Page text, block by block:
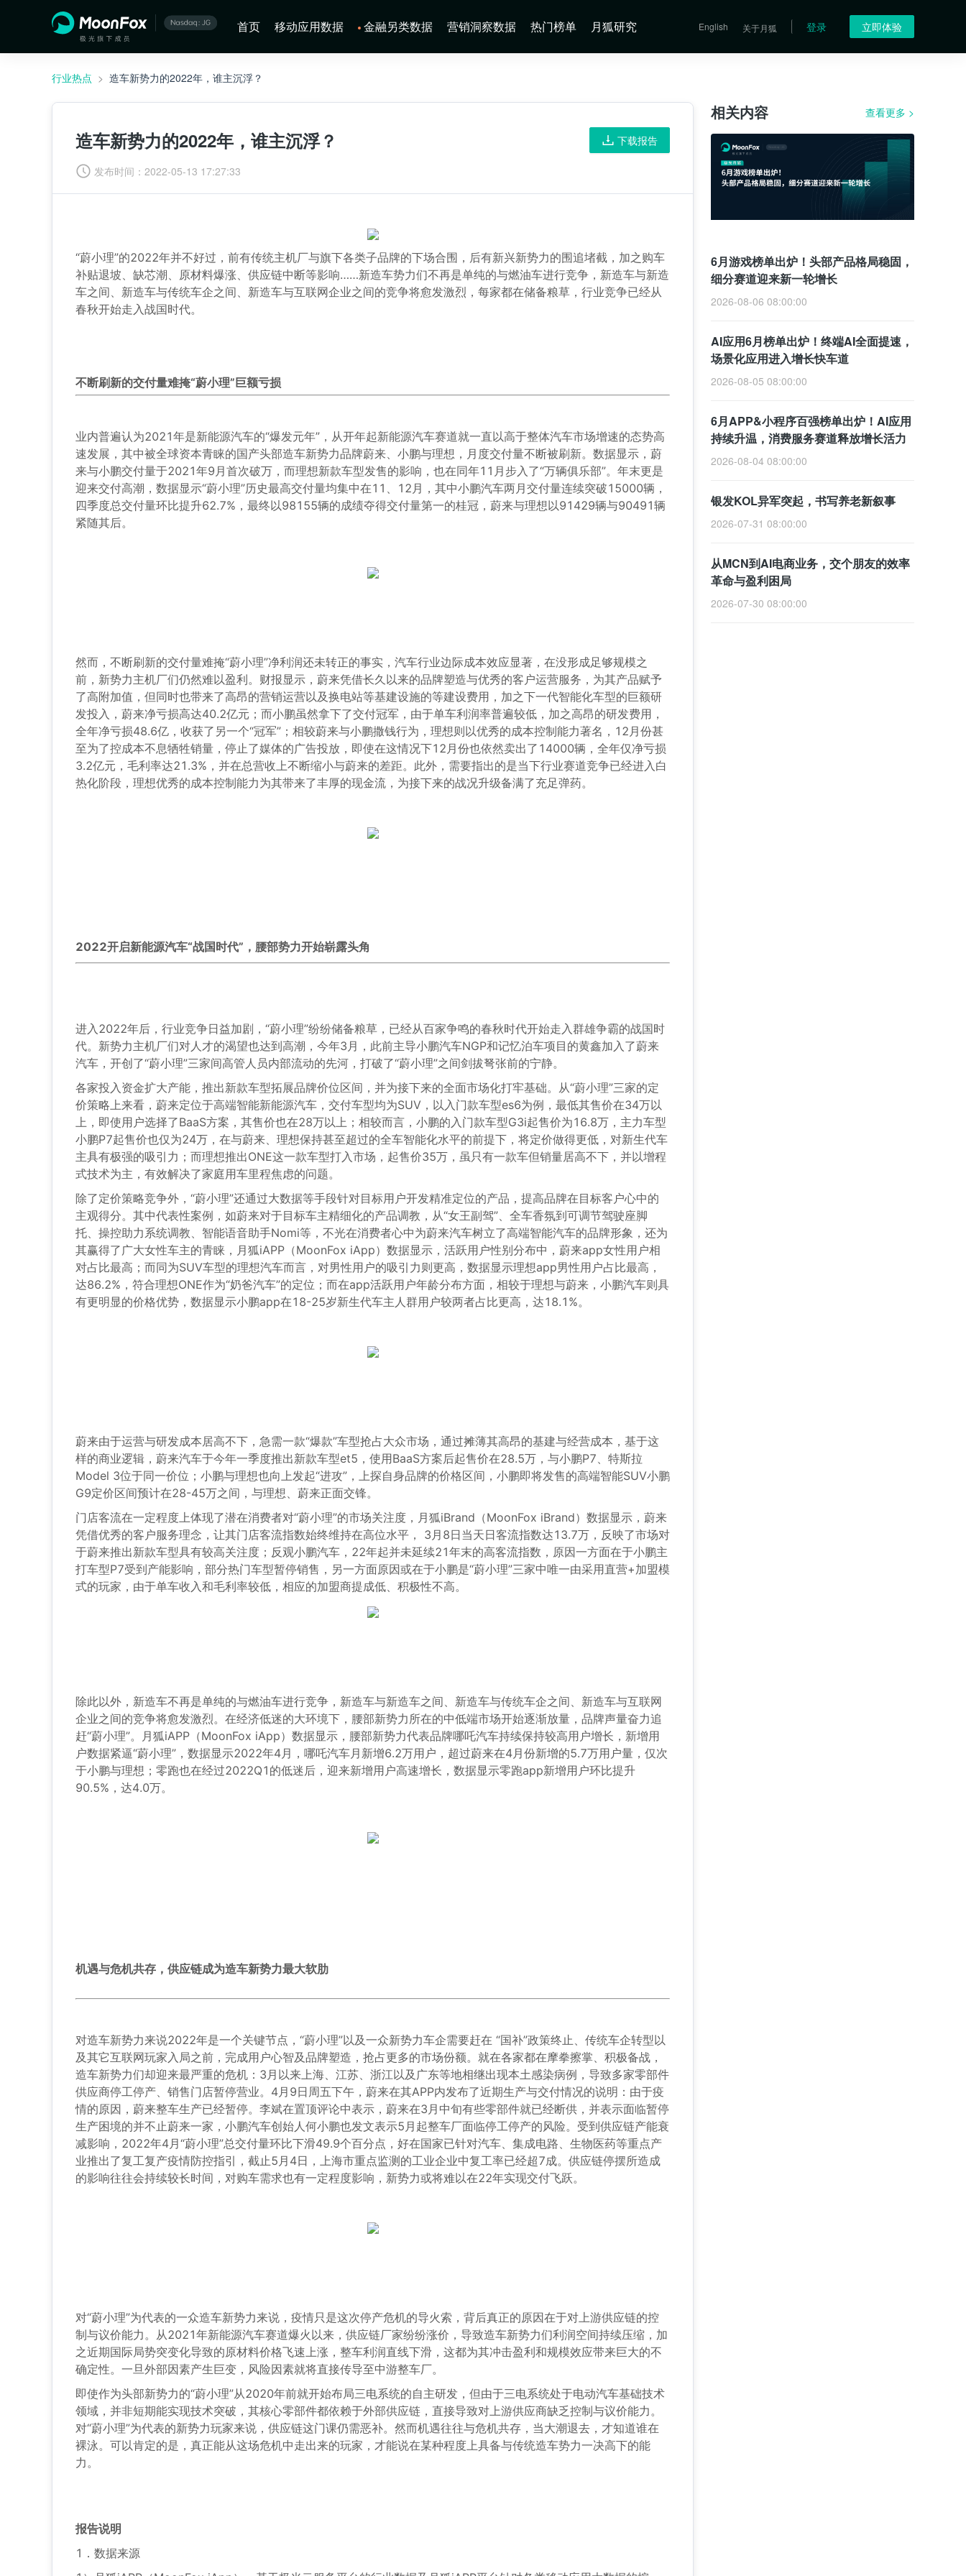
首页 移动应用数据 金融另类数据 营销洞察数据 热门榜单 月狐研究 English 关于月狐 登录 立即体验
行业热点 > 造车新势力的2022年，谁主沉浮？
造车新势力的2022年，谁主沉浮？ 下载报告
发布时间： 2022-05-13 17:27:33
“蔚小理”的2022年并不好过，前有传统主机厂与旗下各类子品牌的下场合围，后有新兴新势力的围追堵截，加之购车
补贴退坡、缺芯潮、原材料爆涨、供应链中断等影响……新造车势力们不再是单纯的与燃油车进行竞争，新造车与新造
车之间、新造车与传统车企之间、新造车与互联网企业之间的竞争将愈发激烈，每家都在储备粮草，行业竞争已经从
春秋开始走入战国时代。
不断刷新的交付量难掩“蔚小理”巨额亏损
业内普遍认为2021年是新能源汽车的“爆发元年”，从开年起新能源汽车赛道就一直以高于整体汽车市场增速的态势高
速发展，其中被全球资本青睐的国产头部造车新势力品牌蔚来、小鹏与理想，月度交付量不断被刷新。数据显示，蔚
来与小鹏交付量于2021年9月首次破万，而理想新款车型发售的影响，也在同年11月步入了“万辆俱乐部”。年末更是
迎来交付高潮，数据显示“蔚小理”历史最高交付量均集中在11、12月，其中小鹏汽车两月交付量连续突破15000辆，
四季度总交付量环比提升62.7%，最终以98155辆的成绩夺得交付量第一的桂冠，蔚来与理想以91429辆与90491辆
紧随其后。
然而，不断刷新的交付量难掩“蔚小理”净利润还未转正的事实，汽车行业边际成本效应显著，在没形成足够规模之
前，新势力主机厂们仍然难以盈利。财报显示，蔚来凭借长久以来的品牌塑造与优秀的客户运营服务，为其产品赋予
了高附加值，但同时也带来了高昂的营销运营以及换电站等基建设施的等建设费用，加之下一代智能化车型的巨额研
发投入，蔚来净亏损高达40.2亿元；而小鹏虽然拿下了交付冠军，由于单车利润率普遍较低，加之高昂的研发费用，
全年净亏损48.6亿，收获了另一个“冠军”；相较蔚来与小鹏撒钱行为，理想则以优秀的成本控制能力著名，12月份甚
至为了控成本不息牺牲销量，停止了媒体的广告投放，即使在这情况下12月份也依然卖出了14000辆，全年仅净亏损
3.2亿元，毛利率达21.3%，并在总营收上不断缩小与蔚来的差距。此外，需要指出的是当下行业赛道竞争已经进入白
热化阶段，理想优秀的成本控制能力为其带来了丰厚的现金流，为接下来的战况升级备满了充足弹药。
2022开启新能源汽车“战国时代”， 腰部势力开始崭露头角
进入2022年后，行业竞争日益加剧，“蔚小理”纷纷储备粮草，已经从百家争鸣的春秋时代开始走入群雄争霸的战国时
代。新势力主机厂们对人才的渴望也达到高潮，今年3月，此前主导小鹏汽车NGP和记忆泊车项目的黄鑫加入了蔚来
汽车，开创了“蔚小理”三家间高管人员内部流动的先河，打破了“蔚小理”之间剑拔弩张前的宁静。
各家投入资金扩大产能，推出新款车型拓展品牌价位区间，并为接下来的全面市场化打牢基础。从“蔚小理”三家的定
价策略上来看，蔚来定位于高端智能新能源汽车，交付车型均为SUV，以入门款车型es6为例，最低其售价在34万以
上，即使用户选择了BaaS方案，其售价也在28万以上；相较而言，小鹏的入门款车型G3i起售价为16.8万，主力车型
小鹏P7起售价也仅为24万，在与蔚来、理想保持甚至超过的全车智能化水平的前提下，将定价做得更低，对新生代车
主具有极强的吸引力；而理想推出ONE这一款车型打入市场，起售价35万，虽只有一款车但销量居高不下，并以增程
式技术为主，有效解决了家庭用车里程焦虑的问题。
除了定价策略竞争外，“蔚小理”还通过大数据等手段针对目标用户开发精准定位的产品，提高品牌在目标客户心中的
主观得分。其中代表性案例，如蔚来对于目标车主精细化的产品调教，从“女王副驾”、全车香氛到可调节驾驶座脚
托、操控助力系统调教、智能语音助手Nomi等，不光在消费者心中为蔚来汽车树立了高端智能汽车的品牌形象，还为
其赢得了广大女性车主的青睐，月狐iAPP（MoonFox iApp）数据显示，活跃用户性别分布中，蔚来app女性用户相
对占比最高；而同为SUV车型的理想汽车而言，对男性用户的吸引力则更高，数据显示理想app男性用户占比最高，
达86.2%，符合理想ONE作为“奶爸汽车”的定位；而在app活跃用户年龄分布方面，相较于理想与蔚来，小鹏汽车则具
有更明显的价格优势，数据显示小鹏app在18-25岁新生代车主人群用户较两者占比更高，达18.1%。
蔚来由于运营与研发成本居高不下，急需一款“爆款”车型抢占大众市场，通过摊薄其高昂的基建与经营成本，基于这
样的商业逻辑，蔚来汽车于今年一季度推出新款车型et5，使用BaaS方案后起售价在28.5万，与小鹏P7、特斯拉
Model 3位于同一价位；小鹏与理想也向上发起“进攻”，上探自身品牌的价格区间，小鹏即将发售的高端智能SUV小鹏
G9定价区间预计在28-45万之间，与理想、蔚来正面交锋。
门店客流在一定程度上体现了潜在消费者对“蔚小理”的市场关注度，月狐iBrand（MoonFox iBrand）数据显示，蔚来
凭借优秀的客户服务理念，让其门店客流指数始终维持在高位水平， 3月8日当天日客流指数达13.7万，反映了市场对
于蔚来推出新款车型具有较高关注度；反观小鹏汽车，22年起并未延续21年末的高客流指数，原因一方面在于小鹏主
打车型P7受到产能影响，部分热门车型暂停销售，另一方面原因或在于小鹏是“蔚小理”三家中唯一由采用直营+加盟模
式的玩家，由于单车收入和毛利率较低，相应的加盟商提成低、积极性不高。
除此以外，新造车不再是单纯的与燃油车进行竞争，新造车与新造车之间、新造车与传统车企之间、新造车与互联网
企业之间的竞争将愈发激烈。在经济低迷的大环境下，腰部新势力所在的中低端市场开始逐渐放量，品牌声量奋力追
赶“蔚小理”。月狐iAPP（MoonFox iApp）数据显示，腰部新势力代表品牌哪吒汽车持续保持较高用户增长，新增用
户数据紧逼“蔚小理”，数据显示2022年4月，哪吒汽车月新增6.2万用户，超过蔚来在4月份新增的5.7万用户量，仅次
于小鹏与理想；零跑也在经过2022Q1的低迷后，迎来新增用户高速增长，数据显示零跑app新增用户环比提升
90.5%，达4.0万。
机遇与危机共存，供应链成为造车新势力最大软肋
对造车新势力来说2022年是一个关键节点，“蔚小理”以及一众新势力车企需要赶在 “国补”政策终止、传统车企转型以
及其它互联网玩家入局之前，完成用户心智及品牌塑造，抢占更多的市场份额。就在各家都在摩拳擦掌、积极备战，
造车新势力们却迎来最严重的危机：3月以来上海、江苏、浙江以及广东等地相继出现本土感染病例，导致多家零部件
供应商停工停产、销售门店暂停营业。4月9日周五下午，蔚来在其APP内发布了近期生产与交付情况的说明：由于疫
情的原因，蔚来整车生产已经暂停。李斌在置顶评论中表示，蔚来在3月中旬有些零部件就已经断供，并表示面临暂停
生产困境的并不止蔚来一家，小鹏汽车创始人何小鹏也发文表示5月起整车厂面临停工停产的风险。受到供应链产能衰
减影响，2022年4月“蔚小理”总交付量环比下滑49.9个百分点，好在国家已针对汽车、集成电路、生物医药等重点产
业推出了复工复产疫情防控指引，截止5月4日，上海市重点监测的工业企业中复工率已经超7成。供应链停摆所造成
的影响往往会持续较长时间，对购车需求也有一定程度影响，新势力或将难以在22年实现交付飞跃。
对“蔚小理”为代表的一众造车新势力来说，疫情只是这次停产危机的导火索，背后真正的原因在于对上游供应链的控
制与议价能力。从2021年新能源汽车赛道爆火以来，供应链厂家纷纷涨价，导致造车新势力们利润空间持续压缩，加
之近期国际局势突变化导致的原材料价格飞速上涨，整车利润直线下滑，这都为其冲击盈利和规模效应带来巨大的不
确定性。一旦外部因素产生巨变，风险因素就将直接传导至中游整车厂。
即使作为头部新势力的“蔚小理”从2020年前就开始布局三电系统的自主研发，但由于三电系统处于电动汽车基础技术
领域，并非短期能实现技术突破，其核心零部件都依赖于外部供应链，直接导致对上游供应商缺乏控制与议价能力。
对“蔚小理”为代表的新势力玩家来说，供应链这门课仍需恶补。然而机遇往往与危机共存，当大潮退去，才知道谁在
裸泳。可以肯定的是，真正能从这场危机中走出来的玩家，才能说在某种程度上具备与传统造车势力一决高下的能
力。
报告说明
1．数据来源
相关内容 查看更多 >
6月游戏榜单出炉！头部产品格局稳固，
细分赛道迎来新一轮增长
2026-08-06 08:00:00
AI应用6月榜单出炉！终端AI全面提速，
场景化应用进入增长快车道
2026-08-05 08:00:00
6月APP&小程序百强榜单出炉！AI应用
持续升温，消费服务赛道释放增长活力
2026-08-04 08:00:00
银发KOL异军突起，书写养老新叙事
2026-07-31 08:00:00
从MCN到AI电商业务，交个朋友的效率
革命与盈利困局
2026-07-30 08:00:00